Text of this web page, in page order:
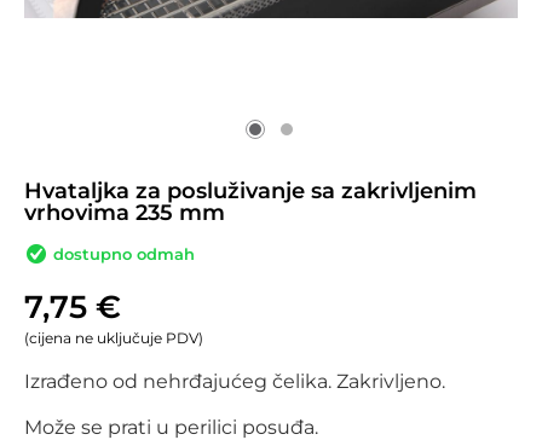
Hvataljka za posluživanje sa zakrivljenim
vrhovima 235 mm
dostupno odmah
7,75 €
(cijena ne uključuje PDV)
Izrađeno od nehrđajućeg čelika. Zakrivljeno.
Može se prati u perilici posuđa.